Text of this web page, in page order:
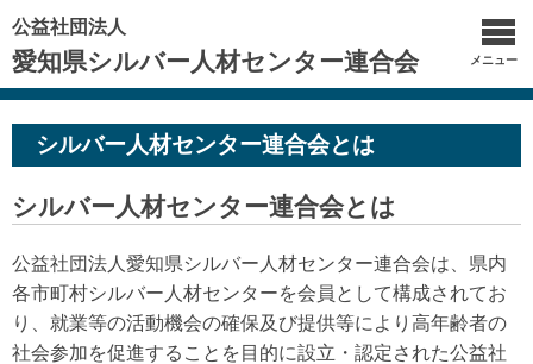
公益社団法人
愛知県シルバー人材センター連合会 メニュー
シルバー人材センター連合会とは
シルバー人材センター連合会とは
公益社団法人愛知県シルバー人材センター連合会は、県内
各市町村シルバー人材センターを会員として構成されてお
り、就業等の活動機会の確保及び提供等により高年齢者の
社会参加を促進することを目的に設立・認定された公益社